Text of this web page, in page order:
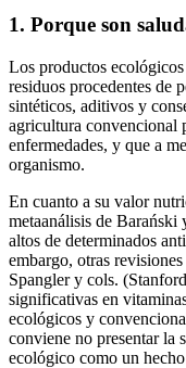
1. Porque son
Los productos
residuos procedentes de
sintéticos, aditivos y
agricultura convencional
enfermedades, y que a
organismo.
En cuanto a su valor
metaanálisis de Barański
altos de determinados
embargo, otras
Spangler y cols.
significativas en
ecológicos y
conviene no presentar la
ecológico como un